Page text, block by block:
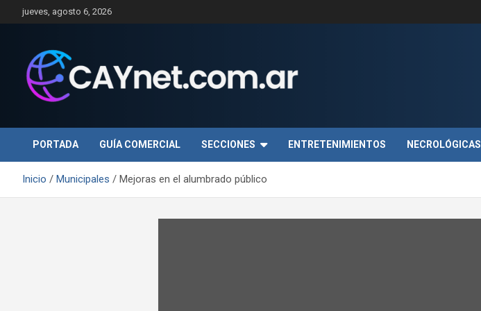
Saltar
al
jueves, agosto 6, 2026
PORTADA GUÍA COMERCIAL SECCIONES ENTRETENIMIENTOS NECROLÓGICAS
Inicio Municipales Mejoras en el alumbrado público